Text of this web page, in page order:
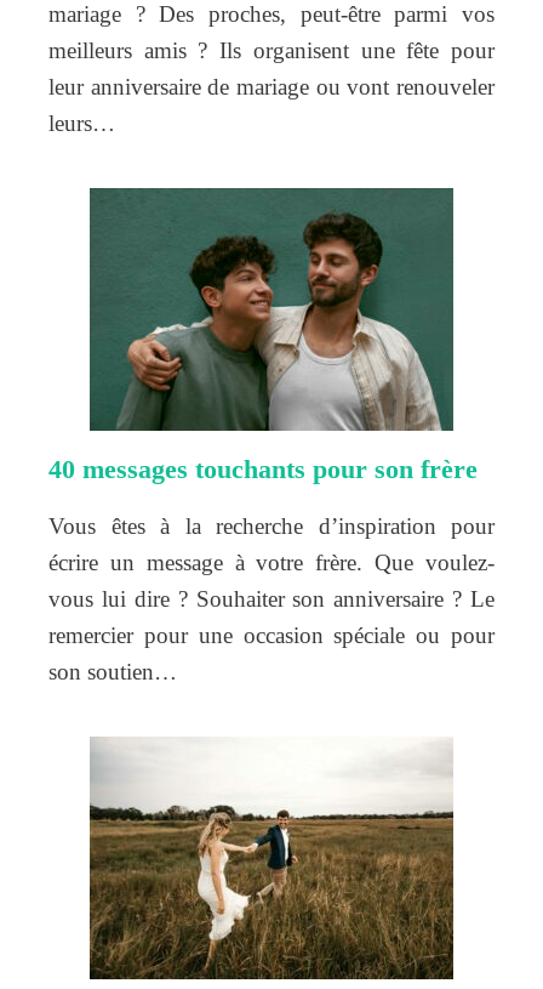
mariage ? Des proches, peut-être parmi vos
meilleurs amis ? Ils organisent une fête pour
leur anniversaire de mariage ou vont renouveler
leurs…
40 messages touchants pour son frère
Vous êtes à la recherche d’inspiration pour
écrire un message à votre frère. Que voulez-
vous lui dire ? Souhaiter son anniversaire ? Le
remercier pour une occasion spéciale ou pour
son soutien…